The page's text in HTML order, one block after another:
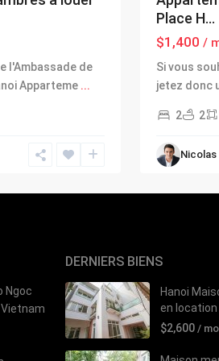
l'Ambassade de
Apparteme ...
Place H...
$1,400 /
Si vous
jetez donc
2 2
Nicolas
Ngoc
DERNIERS BIENS
Hanoi
en location
$2,600 /